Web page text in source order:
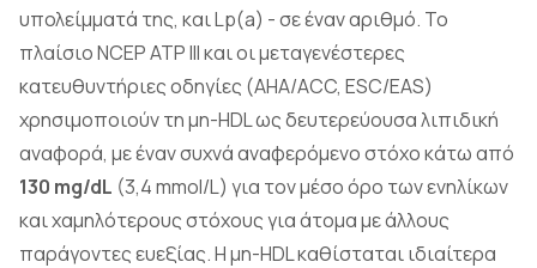
υπολείμματά της, και Lp(a) - σε έναν αριθμό. Το
πλαίσιο NCEP ATP III και οι μεταγενέστερες
κατευθυντήριες οδηγίες (AHA/ACC, ESC/EAS)
χρησιμοποιούν τη μη-HDL ως δευτερεύουσα λιπιδική
αναφορά, με έναν συχνά αναφερόμενο στόχο κάτω από
130 mg/dL (3,4 mmol/L) για τον μέσο όρο των ενηλίκων
και χαμηλότερους στόχους για άτομα με άλλους
παράγοντες ευεξίας. Η μη-HDL καθίσταται ιδιαίτερα